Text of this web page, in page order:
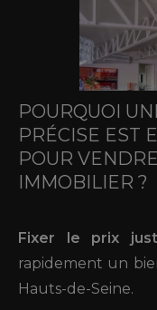
POURQUOI
PRÉCISE EST
POUR
IMMOBILIER ?
Fixer le prix
rapidement un
Hauts-de-Seine.